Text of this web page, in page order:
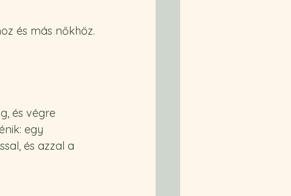
és más nőkhöz.
és végre
egy
és azzal a